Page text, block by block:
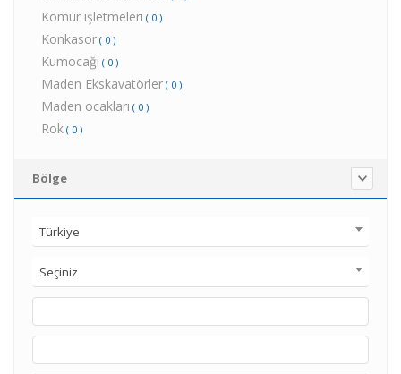
Kömür işletmeleri ( 0 )
Konkasor ( 0 )
Kumocağı ( 0 )
Maden Ekskavatörler ( 0 )
Maden ocakları ( 0 )
Rok ( 0 )
Bölge
Türkiye
Seçiniz